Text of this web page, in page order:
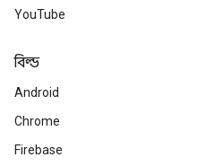
YouTube
বিল্ড
Android
Chrome
Firebase